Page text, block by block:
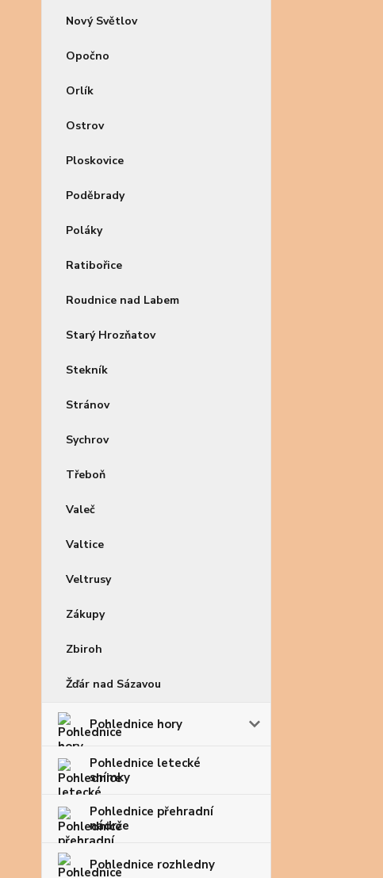
Nový Světlov
Opočno
Orlík
Ostrov
Ploskovice
Poděbrady
Poláky
Ratibořice
Roudnice nad Labem
Starý Hrozňatov
Stekník
Stránov
Sychrov
Třeboň
Valeč
Valtice
Veltrusy
Zákupy
Zbiroh
Žďár nad Sázavou
Pohlednice hory
Pohlednice letecké
snímky
Pohlednice přehradní
nádrže
Pohlednice rozhledny